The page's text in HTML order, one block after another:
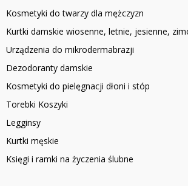
Kosmetyki do twarzy dla mężczyzn
Kurtki damskie wiosenne, letnie, jesienne,
Urządzenia do mikrodermabrazji
Dezodoranty damskie
Kosmetyki do pielęgnacji dłoni i stóp
Torebki Koszyki
Legginsy
Kurtki męskie
Księgi i ramki na życzenia ślubne